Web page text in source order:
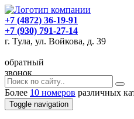
+7 (4872) 36-19-91
+7 (930) 791-27-14
г. Тула, ул. Войкова, д. 39
обратный
звонок
Более 10 номеров различных
Toggle navigation